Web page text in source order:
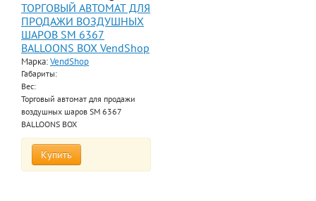
ТОРГОВЫЙ АВТОМАТ ДЛЯ
ПРОДАЖИ ВОЗДУШНЫХ
ШАРОВ SM 6367
BALLOONS BOX VendShop
Марка:VendShop
Габариты:
Вес:
Торговый автомат для продажи
воздушных шаров SM 6367
BALLOONS BOX
Купить